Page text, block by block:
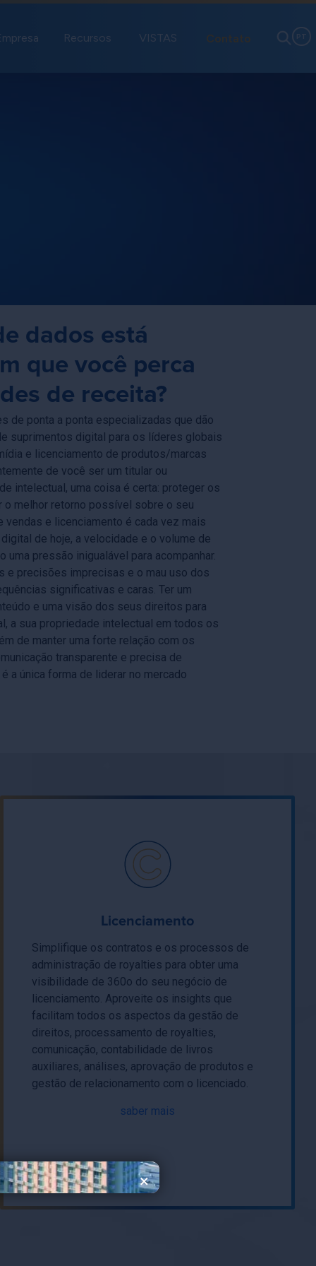
PT
Recursos VISTAS Contato
×
dados está
que você perca
de receita?
de ponta a ponta especializadas que dão
suprimentos digital para os líderes globais
e licenciamento de produtos/marcas
de você ser um titular ou
intelectual, uma coisa é certa: proteger os
o melhor retorno possível sobre o seu
e licenciamento é cada vez mais
de hoje, a velocidade e o volume de
uma pressão inigualável para acompanhar.
e precisões imprecisas e o mau uso dos
significativas e caras. Ter um
e uma visão dos seus direitos para
a sua propriedade intelectual em todos os
de manter uma forte relação com os
transparente e precisa de
a única forma de liderar no mercado
Licenciamento
Simplifique os contratos e os processos de
administração de royalties para obter uma
visibilidade de 360o do seu negócio de
licenciamento. Aproveite os insights que
facilitam todos os aspectos da gestão de
direitos, processamento de royalties,
comunicação, contabilidade de livros
auxiliares, análises, aprovação de produtos e
gestão de relacionamento com o licenciado.
saber mais